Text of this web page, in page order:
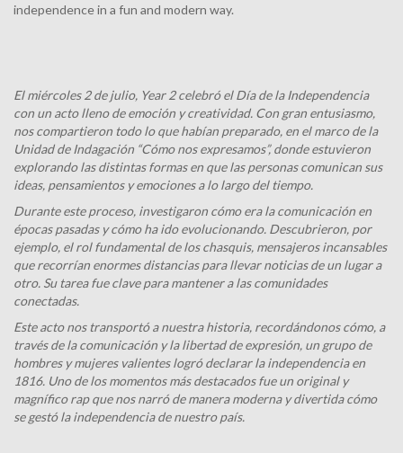
independence in a fun and modern way.
El miércoles 2 de julio, Year 2 celebró el Día de la Independencia
con un acto lleno de emoción y creatividad. Con gran entusiasmo,
nos compartieron todo lo que habían preparado, en el marco de la
Unidad de Indagación “Cómo nos expresamos”, donde estuvieron
explorando las distintas formas en que las personas comunican sus
ideas, pensamientos y emociones a lo largo del tiempo.
Durante este proceso, investigaron cómo era la comunicación en
épocas pasadas y cómo ha ido evolucionando. Descubrieron, por
ejemplo, el rol fundamental de los chasquis, mensajeros incansables
que recorrían enormes distancias para llevar noticias de un lugar a
otro. Su tarea fue clave para mantener a las comunidades
conectadas.
Este acto nos transportó a nuestra historia, recordándonos cómo, a
través de la comunicación y la libertad de expresión, un grupo de
hombres y mujeres valientes logró declarar la independencia en
1816. Uno de los momentos más destacados fue un original y
magnífico rap que nos narró de manera moderna y divertida cómo
se gestó la independencia de nuestro país.